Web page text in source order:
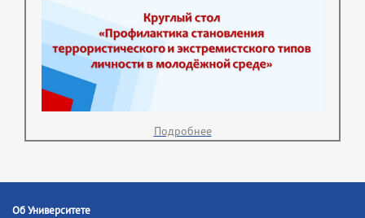
Подробнее
Об Университете